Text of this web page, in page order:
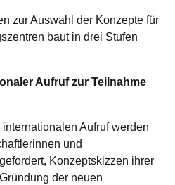
zur Auswahl der Konzepte für
baut in drei Stufen
Aufruf zur Teilnahme
Aufruf werden
und
Konzeptskizzen ihrer
der neuen